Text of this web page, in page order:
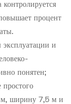
процент
эксплуатации и
понятен;
простого
м, ширину 7,5 м и